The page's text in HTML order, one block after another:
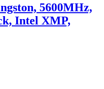
5600MHz,
Intel XMP,